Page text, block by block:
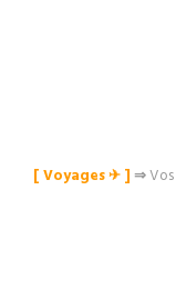
[ Voyages ✈︎ ]⇒Vos